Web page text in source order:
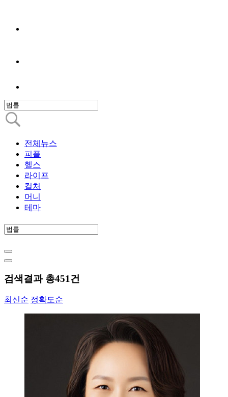
전체뉴스
피플
헬스
라이프
컬처
머니
테마
검색결과 총451건
최신순 정확도순